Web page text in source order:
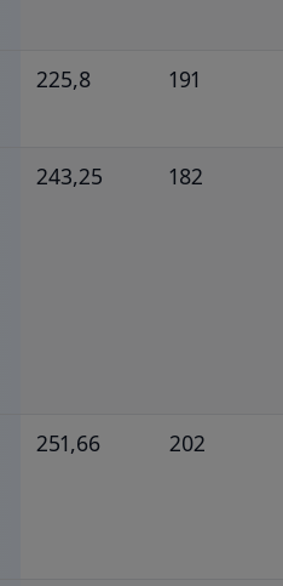
225,8 191
243,25 182
251,66 202